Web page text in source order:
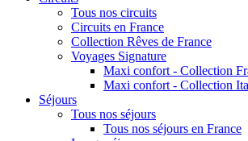
Tous nos circuits
Circuits en France
Collection Rêves de France
Voyages Signature
Maxi confort - Collection
Maxi confort - Collection
Séjours
Tous nos séjours
Tous nos séjours en France